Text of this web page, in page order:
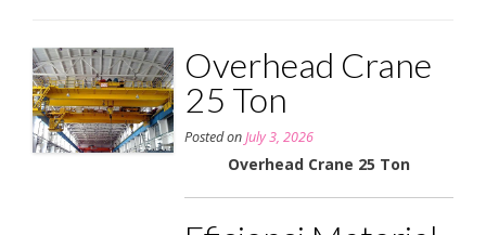
Overhead Crane
25 Ton
Posted onJuly 3, 2026
Overhead Crane 25 Ton